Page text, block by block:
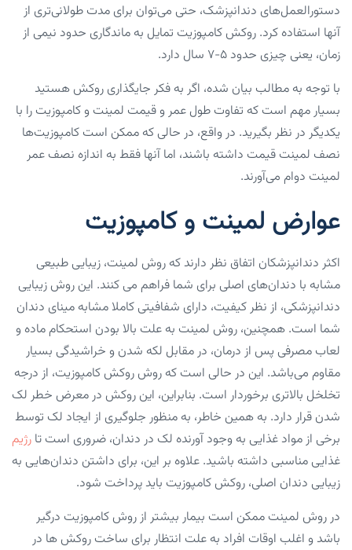
دستورالعمل‌های دندانپزشک، حتی می‌توان برای مدت طولانی‌تری از
آنها استفاده کرد. روکش کامپوزیت تمایل به ماندگاری حدود نیمی‌ از
زمان‌، یعنی چیزی حدود ۵-۷ سال دارد.
با توجه به مطالب بیان شده، اگر به فکر جایگذاری روکش هستید
بسیار مهم است که تفاوت طول عمر و قیمت لمینت و کامپوزیت را با
یکدیگر در نظر بگیرید. در واقع، در حالی که ممکن است کامپوزیت‌ها‌
نصف لمینت قیمت داشته باشند‌، اما آنها فقط به اندازه نصف عمر
لمینت دوام می‌آورند.
عوارض لمینت و کامپوزیت
اکثر دندانپزشکان اتفاق نظر دارند که روش لمینت‌، زیبایی‌ طبیعی‌
مشابه با دندان‌های اصلی برای شما فراهم می کنند. این روش زیبایی
دندانپزشکی، از نظر کیفیت، دارای شفافیتی کاملا مشابه مینای دندان
شما است. همچنین، روش لمینت به علت بالا بودن استحکام ماده و
لعاب مصرفی پس از درمان، در مقابل لکه‌ شدن و خراشیدگی بسیار
مقاوم می‌باشد. این در حالی است که روش روکش کامپوزیت، از درجه
تخلخل بالاتری برخوردار است. بنابراین، این روکش در معرض خطر لک
شدن قرار دارد‌. به همین خاطر، به منظور جلوگیری از ایجاد لک توسط
برخی از مواد غذایی به وجود آورنده لک در دندان، ضروری است تا رژیم
غذایی مناسبی داشته باشید. علاوه بر این، برای داشتن دندان‌هایی به
زیبایی دندان اصلی، روکش کامپوزیت باید پرداخت شود.
در روش لمینت ممکن است بیمار بیشتر از روش کامپوزیت درگیر
باشد و اغلب اوقات افراد به علت انتظار برای ساخت روکش ها در